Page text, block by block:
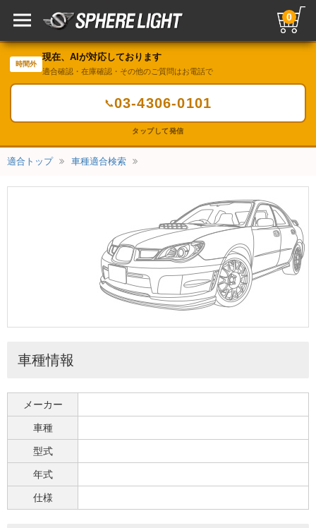
0
時間外
現在、AIが対応しております
適合確認・在庫確認・その他のご質問はお電話で
📞03-4306-0101
タップして発信
適合トップ 車種適合検索
車種情報
メーカー
車種
型式
年式
仕様